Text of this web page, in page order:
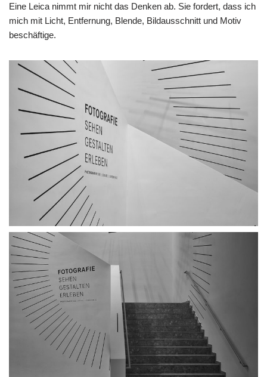
Eine Leica nimmt mir nicht das Denken ab. Sie fordert, dass ich
mich mit Licht, Entfernung, Blende, Bildausschnitt und Motiv
beschäftige.